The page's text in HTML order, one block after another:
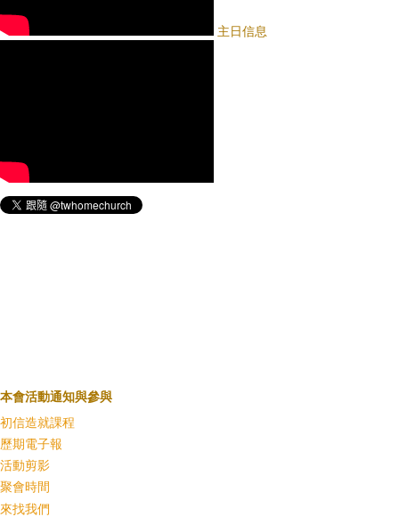
主日信息
本會活動通知與參與
初信造就課程
歷期電子報
活動剪影
聚會時間
來找我們